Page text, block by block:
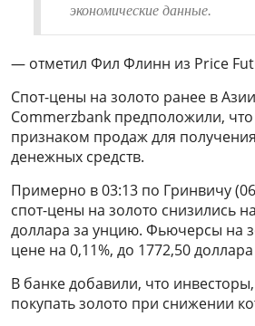
экономические данные.
— отметил Фил Флинн из Price
Спот-цены на золото ранее в
Commerzbank предположили,
признаком продаж для
денежных средств.
Примерно в 03:13 по Гринвичу
спот-цены на золото снизились
доллара за унцию. Фьючерсы на
цене на 0,11%, до 1772,50
В банке добавили, что
покупать золото при снижении